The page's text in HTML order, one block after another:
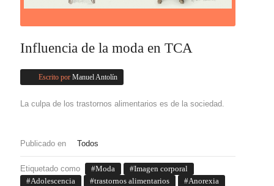
Influencia de la moda en TCA
Escrito por Manuel Antolín
La culpa de los trastornos alimentarios es de la sociedad.
Publicado en Todos
Etiquetado como Moda
Imagen corporal
Adolescencia
trastornos alimentarios
Anorexia